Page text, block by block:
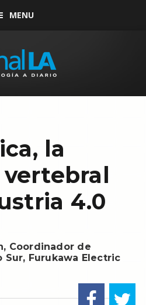
MENU
la
4.0
Coordinador de
Sur, Furukawa Electric